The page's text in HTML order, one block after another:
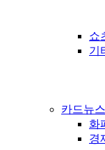
쇼
기
카드뉴스
화
경